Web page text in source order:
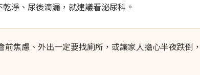
淨、尿後滴漏，就建議看泌尿科。
焦慮、外出一定要找廁所，或讓家人擔心半夜跌倒